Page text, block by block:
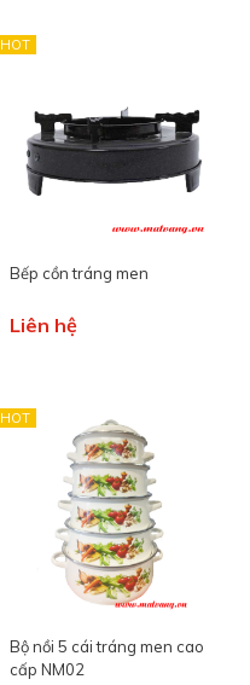
HOT
Bếp cồn tráng men
Liên hệ
HOT
Bộ nồi 5 cái tráng men cao
cấp NM02